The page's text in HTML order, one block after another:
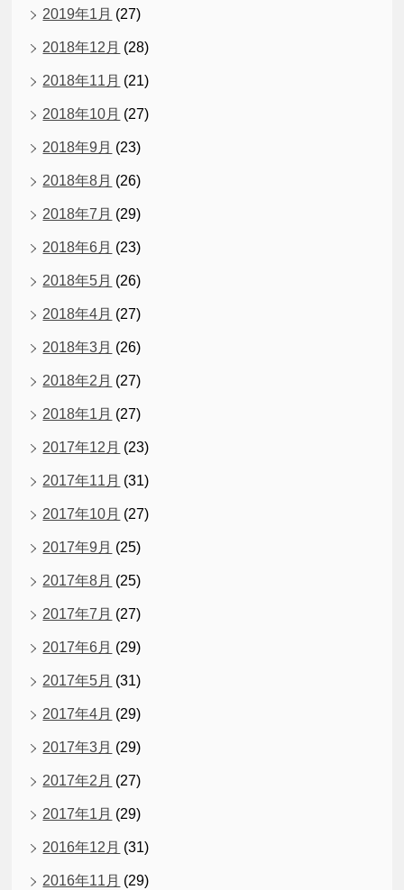
2019年1月 (27)
2018年12月 (28)
2018年11月 (21)
2018年10月 (27)
2018年9月 (23)
2018年8月 (26)
2018年7月 (29)
2018年6月 (23)
2018年5月 (26)
2018年4月 (27)
2018年3月 (26)
2018年2月 (27)
2018年1月 (27)
2017年12月 (23)
2017年11月 (31)
2017年10月 (27)
2017年9月 (25)
2017年8月 (25)
2017年7月 (27)
2017年6月 (29)
2017年5月 (31)
2017年4月 (29)
2017年3月 (29)
2017年2月 (27)
2017年1月 (29)
2016年12月 (31)
2016年11月 (29)